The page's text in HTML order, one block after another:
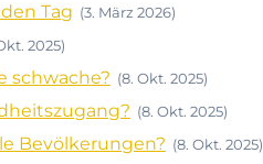
Tag (3. März 2026)
2025)
schwache? (8. Okt. 2025)
(8. Okt. 2025)
Bevölkerungen? (8. Okt. 2025)